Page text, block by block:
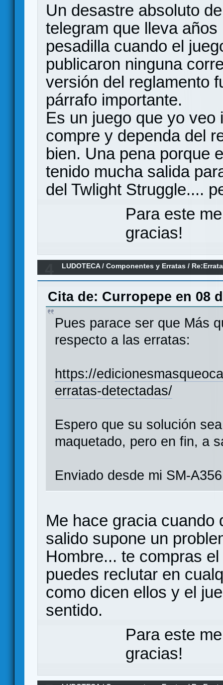
Un desastre absoluto
telegram que lleva
pesadilla cuando el
publicaron ninguna
versión del reglamento
párrafo importante.
Es un juego que yo veo
compre y dependa del
bien. Una pena porque
tenido mucha salida
del Twlight Struggle....
Para este
gracias!
LUDOTECA/Componentes y Erratas /
Oca.
Cita de: Curropepe en 08
Pues parace ser que Más
respecto a las erratas:
https://
erratas-detectadas/
Espero que su solución
maquetado, pero en fin, a
Enviado desde mi SM-
Me hace gracia cuando
salido supone un
Hombre... te compras
puedes reclutar en
como dicen ellos y el
sentido.
Para este
gracias!